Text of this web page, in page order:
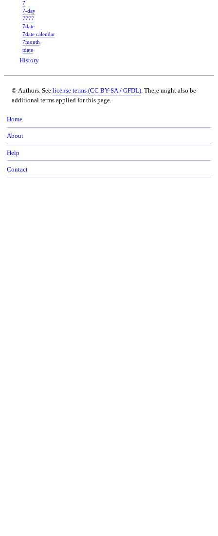
7
7-day
7777
7date
7date calendar
7month
tdate
History
© Authors. See license terms (CC BY-SA / GFDL). There might also be
additional terms applied for this page.
Home
About
Help
Contact